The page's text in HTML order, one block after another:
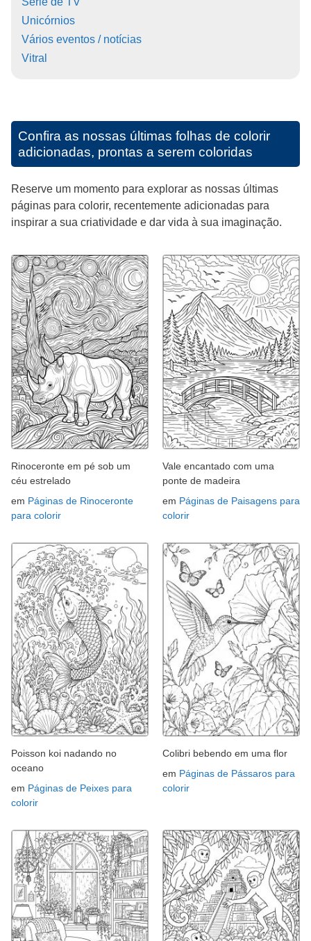
Unicórnios
Vários eventos / notícias
Vitral
Confira as nossas últimas folhas de colorir
adicionadas, prontas a serem coloridas
Reserve um momento para explorar as nossas últimas
páginas para colorir, recentemente adicionadas para
inspirar a sua criatividade e dar vida à sua imaginação.
Rinoceronte em pé sob um
céu estrelado
em Páginas de Rinoceronte
para colorir
Vale encantado com uma
ponte de madeira
em Páginas de Paisagens para
colorir
Poisson koi nadando no
oceano
em Páginas de Peixes para
colorir
Colibri bebendo em uma flor
em Páginas de Pássaros para
colorir